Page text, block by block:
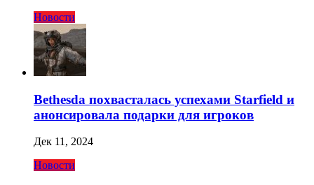
Новости
Bethesda похвасталась успехами Starfield и
анонсировала подарки для игроков
Дек 11, 2024
Новости